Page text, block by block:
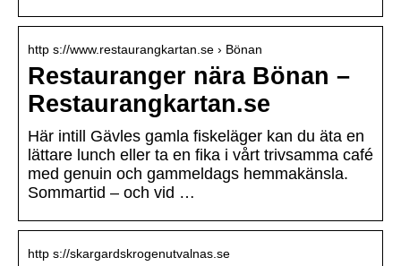
http s://www.restaurangkartan.se › Bönan
Restauranger nära Bönan –
Restaurangkartan.se
Här intill Gävles gamla fiskeläger kan du äta en
lättare lunch eller ta en fika i vårt trivsamma café
med genuin och gammeldags hemmakänsla.
Sommartid – och vid …
http s://skargardskrogenutvalnas.se